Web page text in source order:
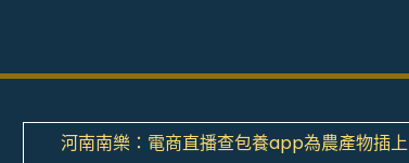
河南南樂：電商直播查包養app為農產物插上